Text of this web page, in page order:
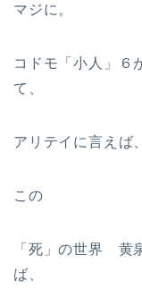
マジに。
コドモ「小人」６
て、
アリテイに言えば
この
「死」の世界 黄
ば、